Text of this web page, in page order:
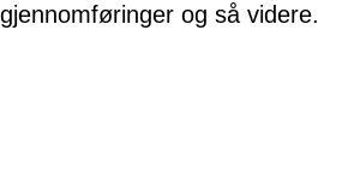
gjennomføringer og så videre.